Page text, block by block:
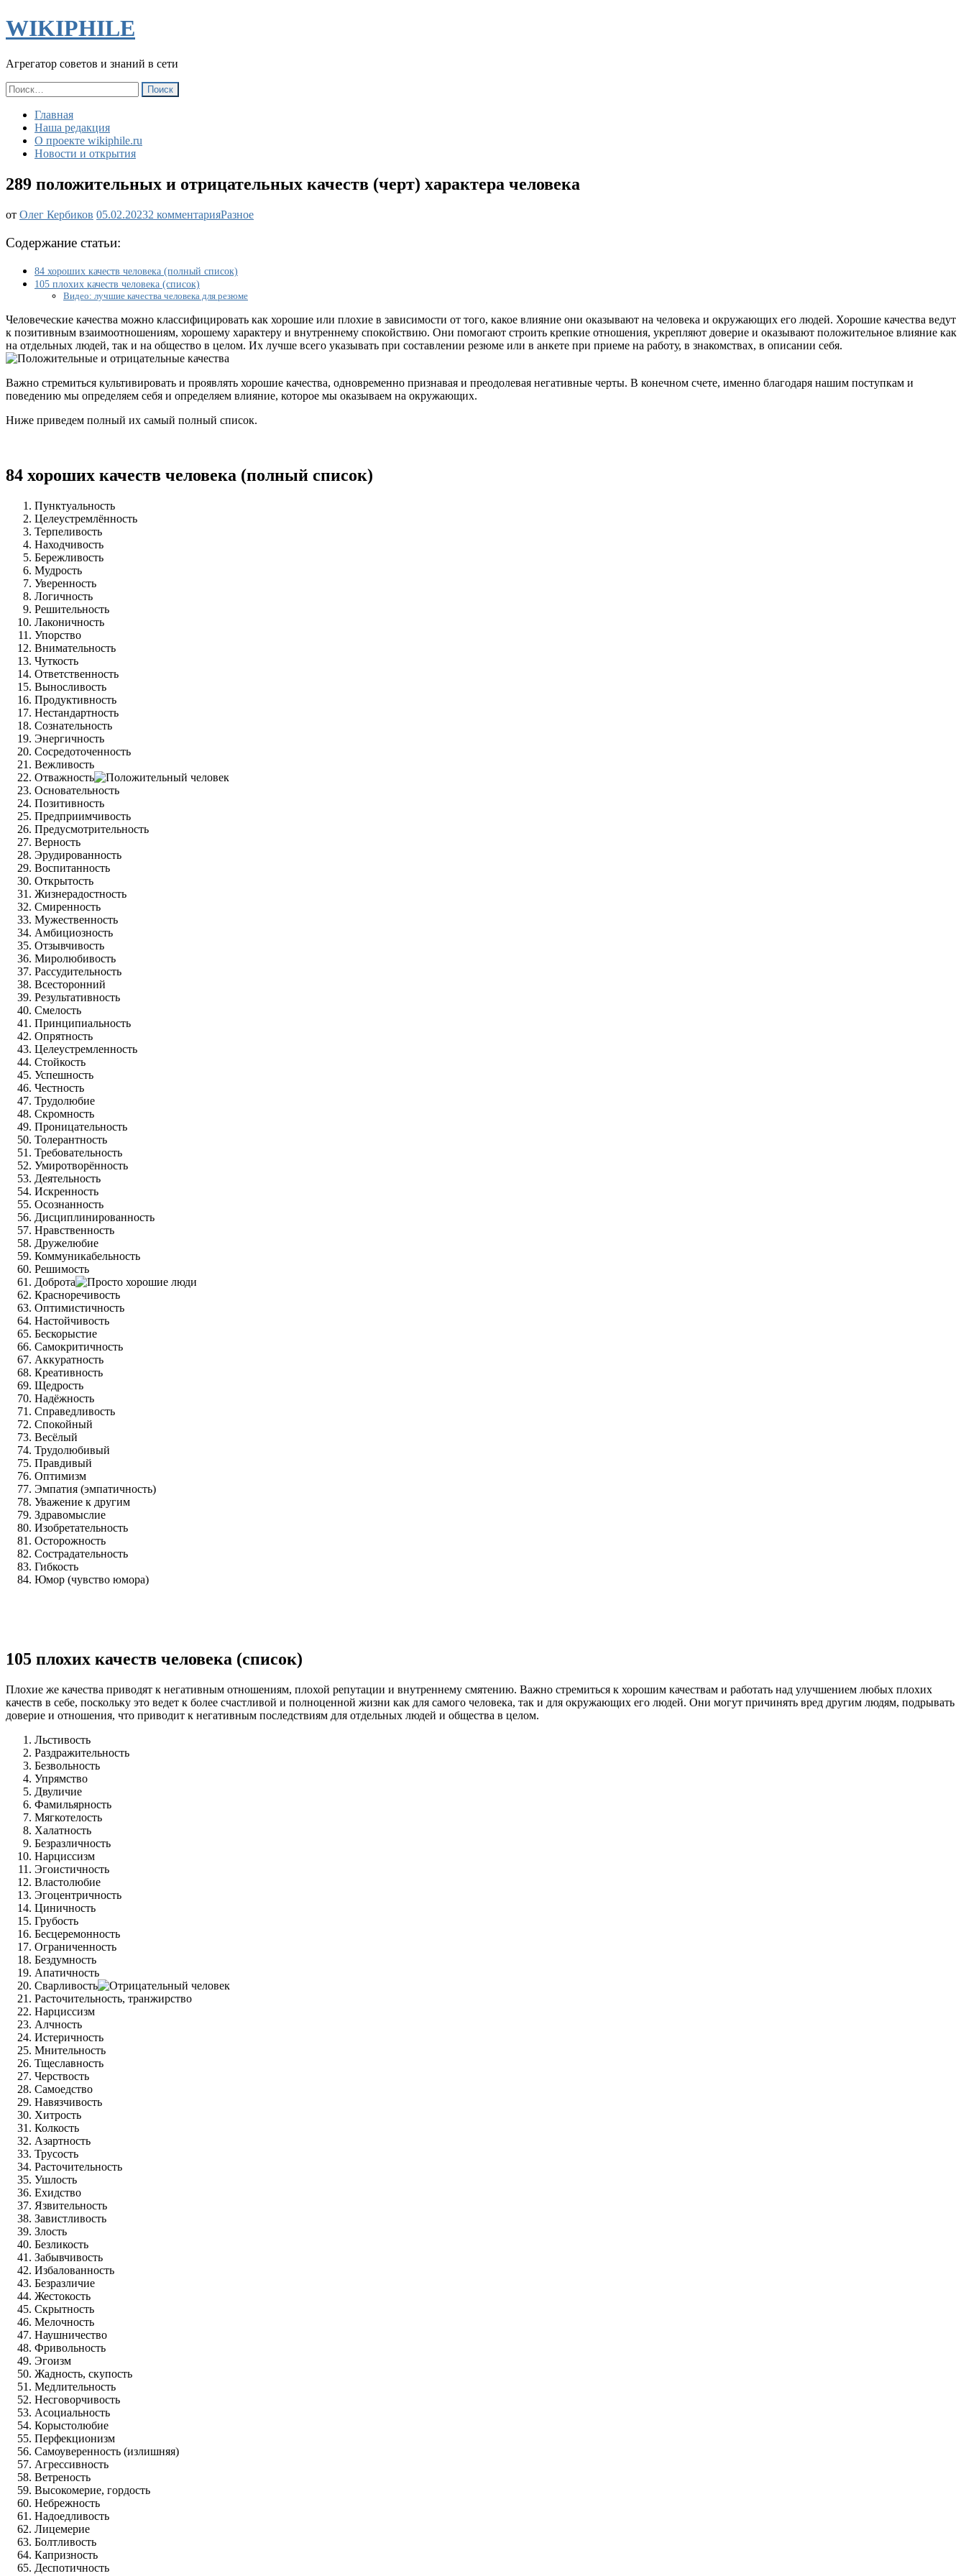
WIKIPHILE
Агрегатор советов и знаний в сети
Найти:
Главная
Наша редакция
О проекте wikiphile.ru
Новости и открытия
289 положительных и отрицательных качеств (черт) характера человека
от Олег Кербиков 05.02.20232 комментарияк
отрицательных
(черт)
характера
человека
Разное
Содержание статьи:
84 хороших качеств человека (полный список)
105 плохих качеств человека (список)
Видео: лучшие качества человека для резюме
Человеческие качества можно классифицировать как хорошие или плохие в зависимости от того, какое влияние они оказывают на человека и окружающих его людей. Хорошие качества ведут
к позитивным взаимоотношениям, хорошему характеру и внутреннему спокойствию. Они помогают строить крепкие отношения, укрепляют доверие и оказывают положительное влияние как
на отдельных людей, так и на общество в целом. Их лучше всего указывать при составлении резюме или в анкете при приеме на работу, в знакомствах, в описании себя.
Важно стремиться культивировать и проявлять хорошие качества, одновременно признавая и преодолевая негативные черты. В конечном счете, именно благодаря нашим поступкам и
поведению мы определяем себя и определяем влияние, которое мы оказываем на окружающих.
Ниже приведем полный их самый полный список.
84 хороших качеств человека (полный список)
Пунктуальность
Целеустремлённость
Терпеливость
Находчивость
Бережливость
Мудрость
Уверенность
Логичность
Решительность
Лаконичность
Упорство
Внимательность
Чуткость
Ответственность
Выносливость
Продуктивность
Нестандартность
Сознательность
Энергичность
Сосредоточенность
Вежливость
Отважность
Основательность
Позитивность
Предприимчивость
Предусмотрительность
Верность
Эрудированность
Воспитанность
Открытость
Жизнерадостность
Смиренность
Мужественность
Амбициозность
Отзывчивость
Миролюбивость
Рассудительность
Всесторонний
Результативность
Смелость
Принципиальность
Опрятность
Целеустремленность
Стойкость
Успешность
Честность
Трудолюбие
Скромность
Проницательность
Толерантность
Требовательность
Умиротворённость
Деятельность
Искренность
Осознанность
Дисциплинированность
Нравственность
Дружелюбие
Коммуникабельность
Решимость
Доброта
Красноречивость
Оптимистичность
Настойчивость
Бескорыстие
Самокритичность
Аккуратность
Креативность
Щедрость
Надёжность
Справедливость
Спокойный
Весёлый
Трудолюбивый
Правдивый
Оптимизм
Эмпатия (эмпатичность)
Уважение к другим
Здравомыслие
Изобретательность
Осторожность
Сострадательность
Гибкость
Юмор (чувство юмора)
105 плохих качеств человека (список)
Плохие же качества приводят к негативным отношениям, плохой репутации и внутреннему смятению. Важно стремиться к хорошим качествам и работать над улучшением любых плохих
качеств в себе, поскольку это ведет к более счастливой и полноценной жизни как для самого человека, так и для окружающих его людей. Они могут причинять вред другим людям, подрывать
доверие и отношения, что приводит к негативным последствиям для отдельных людей и общества в целом.
Льстивость
Раздражительность
Безвольность
Упрямство
Двуличие
Фамильярность
Мягкотелость
Халатность
Безразличность
Нарциссизм
Эгоистичность
Властолюбие
Эгоцентричность
Циничность
Грубость
Бесцеремонность
Ограниченность
Бездумность
Апатичность
Сварливость
Расточительность, транжирство
Нарциссизм
Алчность
Истеричность
Мнительность
Тщеславность
Черствость
Самоедство
Навязчивость
Хитрость
Колкость
Азартность
Трусость
Расточительность
Ушлость
Ехидство
Язвительность
Завистливость
Злость
Безликость
Забывчивость
Избалованность
Безразличие
Жестокость
Скрытность
Мелочность
Наушничество
Фривольность
Эгоизм
Жадность, скупость
Медлительность
Несговорчивость
Асоциальность
Корыстолюбие
Перфекционизм
Самоуверенность (излишняя)
Агрессивность
Ветреность
Высокомерие, гордость
Небрежность
Надоедливость
Лицемерие
Болтливость
Капризность
Деспотичность